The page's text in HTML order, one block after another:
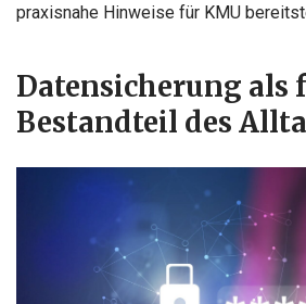
praxisnahe Hinweise für KMU
Datensicherung als
Bestandteil des